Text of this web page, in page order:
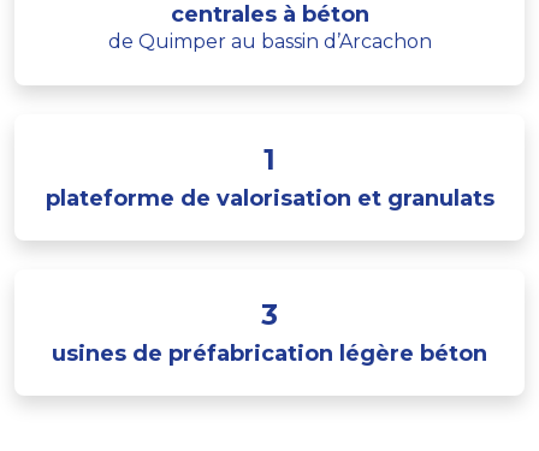
centrales à béton
de Quimper au bassin d’Arcachon
1
plateforme de valorisation et granulats
3
usines de préfabrication légère béton